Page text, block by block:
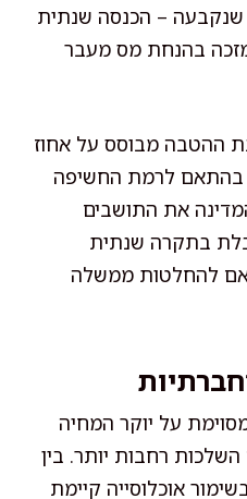
– הכנסה שנתית
בהנחת מס מעבר
ההטבה מבוסס על אחוז
בהתאם לרמת החשיפה
את התושבים
בתקרה שנתית
להחלטות ממשלה
על יוקר המחיה
רחבות יותר. בין
אוכלוסייה קיימת